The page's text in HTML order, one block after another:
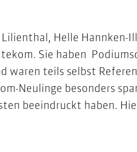
Helle Hannken-
Sie haben
waren teils selbst
Neulinge besonders
beeindruckt haben.